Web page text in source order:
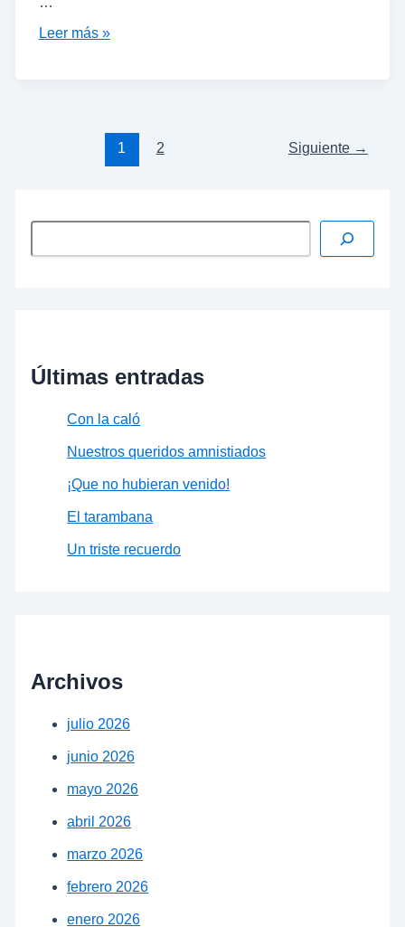
Leer más »
1 2 Siguiente →
Últimas entradas
Con la caló
Nuestros queridos amnistiados
¡Que no hubieran venido!
El tarambana
Un triste recuerdo
Archivos
julio 2026
junio 2026
mayo 2026
abril 2026
marzo 2026
febrero 2026
enero 2026